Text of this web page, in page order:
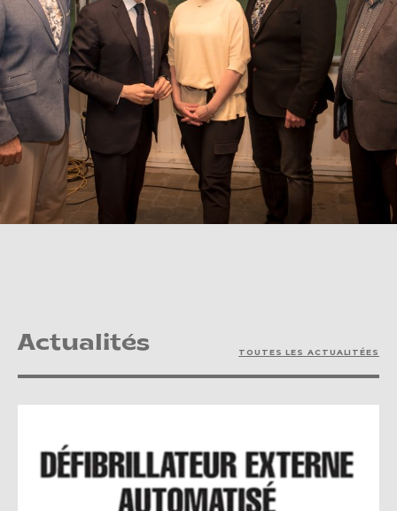
Actualités TOUTES LES ACTUALITÉES